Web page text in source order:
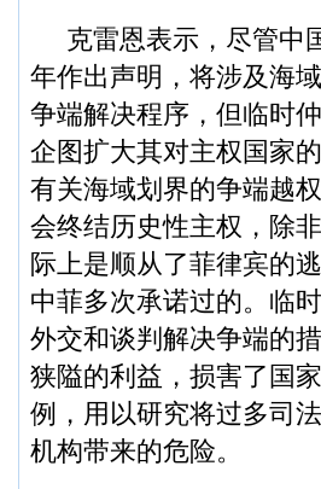
克雷恩表示，尽管中
年作出声明，将涉及海
争端解决程序，但临时
企图扩大其对主权国家
有关海域划界的争端越
会终结历史性主权，除
际上是顺从了菲律宾的
中菲多次承诺过的。临
外交和谈判解决争端的
狭隘的利益，损害了国
例，用以研究将过多司
机构带来的危险。